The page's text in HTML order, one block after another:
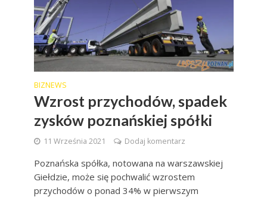
BIZNEWS
Wzrost przychodów, spadek
zysków poznańskiej spółki
11 Września 2021 Dodaj komentarz
Poznańska spółka, notowana na warszawskiej
Giełdzie, może się pochwalić wzrostem
przychodów o ponad 34% w pierwszym